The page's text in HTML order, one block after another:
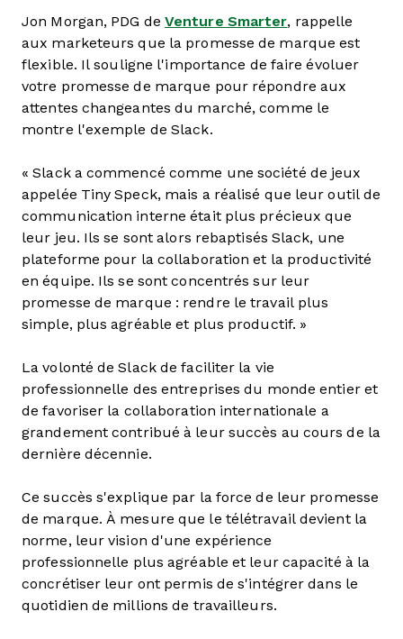
Jon Morgan, PDG de Venture Smarter, rappelle
aux marketeurs que la promesse de marque est
flexible. Il souligne l'importance de faire évoluer
votre promesse de marque pour répondre aux
attentes changeantes du marché, comme le
montre l'exemple de Slack.
« Slack a commencé comme une société de jeux
appelée Tiny Speck, mais a réalisé que leur outil de
communication interne était plus précieux que
leur jeu. Ils se sont alors rebaptisés Slack, une
plateforme pour la collaboration et la productivité
en équipe. Ils se sont concentrés sur leur
promesse de marque : rendre le travail plus
simple, plus agréable et plus productif. »
La volonté de Slack de faciliter la vie
professionnelle des entreprises du monde entier et
de favoriser la collaboration internationale a
grandement contribué à leur succès au cours de la
dernière décennie.
Ce succès s'explique par la force de leur promesse
de marque. À mesure que le télétravail devient la
norme, leur vision d'une expérience
professionnelle plus agréable et leur capacité à la
concrétiser leur ont permis de s'intégrer dans le
quotidien de millions de travailleurs.